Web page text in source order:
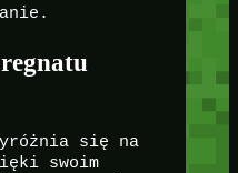
się na
swoim